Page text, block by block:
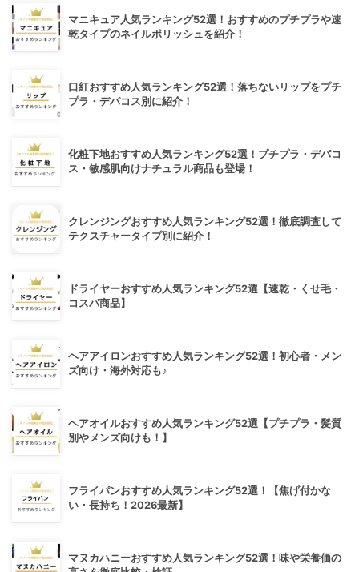
マニキュア人気ランキング52選！おすすめのプチプラや速
乾タイプのネイルポリッシュを紹介！
口紅おすすめ人気ランキング52選！落ちないリップをプチ
プラ・デパコス別に紹介！
化粧下地おすすめ人気ランキング52選！プチプラ・デパコ
ス・敏感肌向けナチュラル商品も登場！
クレンジングおすすめ人気ランキング52選！徹底調査して
テクスチャータイプ別に紹介！
ドライヤーおすすめ人気ランキング52選【速乾・くせ毛・
コスパ商品】
ヘアアイロンおすすめ人気ランキング52選！初心者・メン
ズ向け・海外対応も♪
ヘアオイルおすすめ人気ランキング52選【プチプラ・髪質
別やメンズ向けも！】
フライパンおすすめ人気ランキング52選！【焦げ付かな
い・長持ち！2026最新】
マヌカハニーおすすめ人気ランキング52選！味や栄養価の